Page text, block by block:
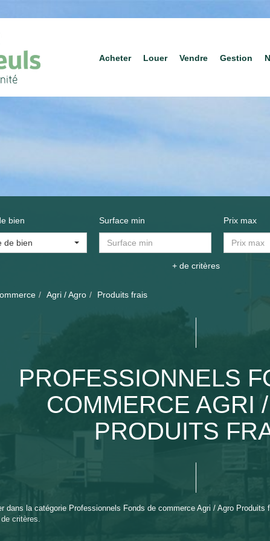
Acheter Louer Vendre Gestion
bien
de bien
Surface min Prix max
+ de critères
Agri / Agro Produits frais
PROFESSIONNELS
COMMERCE AGRI
PRODUITS
dans la catégorie Professionnels Fonds de commerce Agri / Agro
critères.